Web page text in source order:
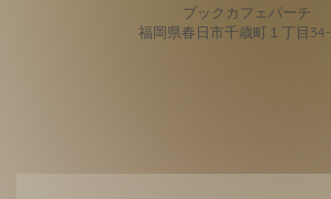
ブックカフェパーチ
福岡県春日市千歳町１丁目34-